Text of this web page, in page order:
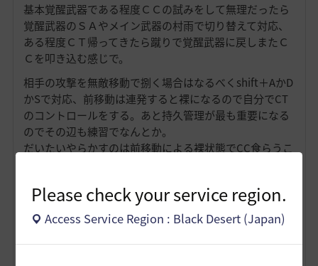
Please check your service region.
Access Service Region : Black Desert (Japan)
基本覚醒武器である程度ＣＣの試みをして無理だったら
覚醒武器のＳＡやメイン武器の村雨で切り替えて対応、
ある程度ＣＴ帰ってきたら蹴りで覚醒武器に戻しまたＣ
Ｃを叩き込む感じで。
相手の攻撃を無敵移動で捌く場合はなるべくshift＋AかD
かSで対応、前移動は連発すると裸になるので自分でCT
のコントロールをする。あと持久管理が最も重要になる
のでその辺も練習でなんとか。
だいたいやらかすのは前移動による裸状態でCC食らうこ
相手の攻撃を捌いたりＣＣを叩き込むには相手の職性能
や立ち回りを知らないと無理なのでその辺勉強しつつ操